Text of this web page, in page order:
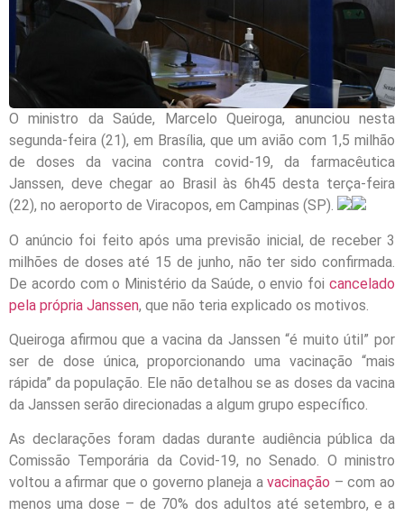
O ministro da Saúde, Marcelo Queiroga, anunciou nesta
segunda-feira (21), em Brasília, que um avião com 1,5 milhão
de doses da vacina contra covid-19, da farmacêutica
Janssen, deve chegar ao Brasil às 6h45 desta terça-feira
(22), no aeroporto de Viracopos, em Campinas (SP).
O anúncio foi feito após uma previsão inicial, de receber 3
milhões de doses até 15 de junho, não ter sido confirmada.
De acordo com o Ministério da Saúde, o envio foi cancelado
pela própria Janssen, que não teria explicado os motivos.
Queiroga afirmou que a vacina da Janssen “é muito útil” por
ser de dose única, proporcionando uma vacinação “mais
rápida” da população. Ele não detalhou se as doses da vacina
da Janssen serão direcionadas a algum grupo específico.
As declarações foram dadas durante audiência pública da
Comissão Temporária da Covid-19, no Senado. O ministro
voltou a afirmar que o governo planeja avacinação – com ao
menos uma dose – de 70% dos adultos até setembro, e a